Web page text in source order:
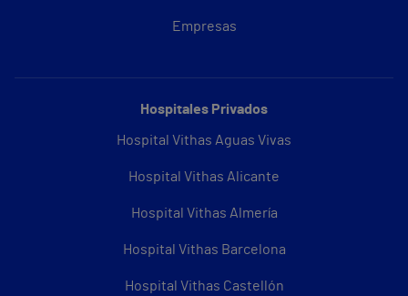
Empresas
Hospitales Privados
Hospital Vithas Aguas Vivas
Hospital Vithas Alicante
Hospital Vithas Almería
Hospital Vithas Barcelona
Hospital Vithas Castellón